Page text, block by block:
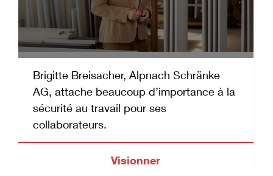
Brigitte Breisacher, Alpnach Schränke
AG, attache beaucoup d’importance à la
sécurité au travail pour ses
collaborateurs.
Visionner